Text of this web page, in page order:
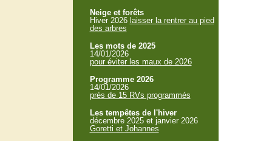
Neige et forêts
Hiver 2026 laisser la rentrer au pied
des arbres
Les mots de 2025
14/01/2026
pour éviter les maux de 2026
Programme 2026
14/01/2026
près de 15 RVs programmés
Les tempêtes de l'hiver
décembre 2025 et janvier 2026
Goretti et Johannes